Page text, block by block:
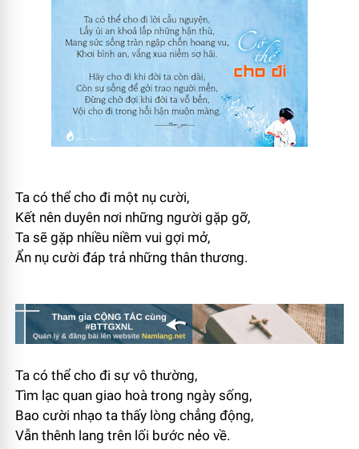
Ta có thể cho đi một nụ cười,
Kết nên duyên nơi những người gặp gỡ,
Ta sẽ gặp nhiều niềm vui gợi mở,
Ẩn nụ cười đáp trả những thân thương.
Ta có thể cho đi sự vô thường,
Tìm lạc quan giao hoà trong ngày sống,
Bao cười nhạo ta thấy lòng chẳng động,
Vẫn thênh lang trên lối bước nẻo về.